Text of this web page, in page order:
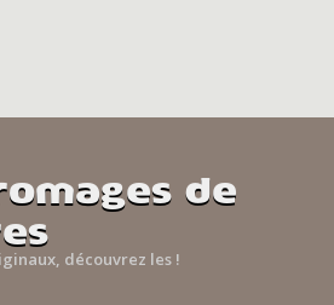
de
découvrez les !